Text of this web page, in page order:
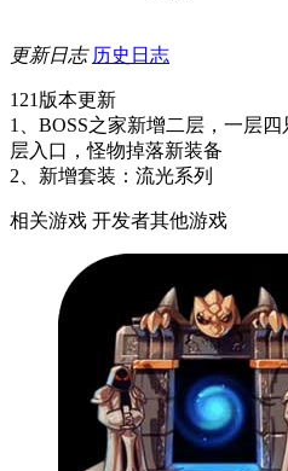
更新日志 历史日志
121版本更新
1、BOSS之家新增二层，一层
层入口，怪物掉落新装备
2、新增套装：流光系列
相关游戏 开发者其他游戏